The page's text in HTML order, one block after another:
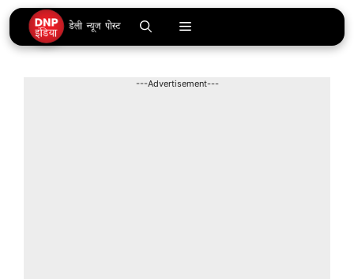
Skip
to
content
Menu
---Advertisement---